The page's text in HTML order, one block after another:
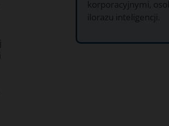
korporacyjnymi,
ilorazu inteligencji.